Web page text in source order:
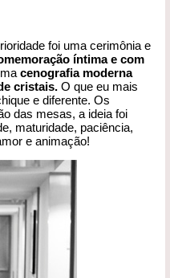
foi uma cerimônia e
íntima e com
cenografia moderna
cristais. O que eu mais
e diferente. Os
das mesas, a ideia foi
maturidade, paciência,
e animação!